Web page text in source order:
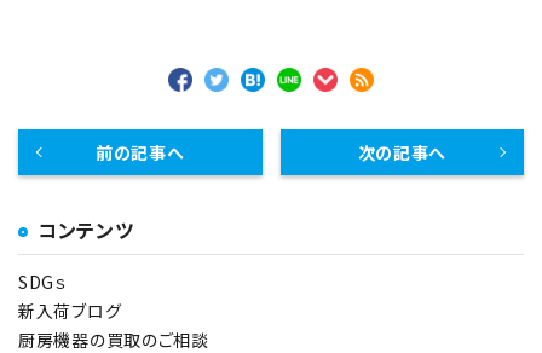
前の記事へ 次の記事へ
コンテンツ
SDGｓ
新入荷ブログ
厨房機器の買取のご相談